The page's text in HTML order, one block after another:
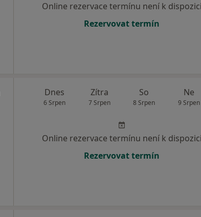
Online rezervace termínu není k dispozici
Rezervovat termín
Dnes
6 Srpen
Zítra
7 Srpen
So
8 Srpen
Ne
9 Srpen
Online rezervace termínu není k dispozici
Rezervovat termín